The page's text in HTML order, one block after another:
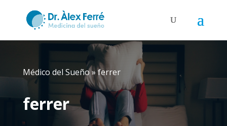
Médico del Sueño»ferrer
ferrer